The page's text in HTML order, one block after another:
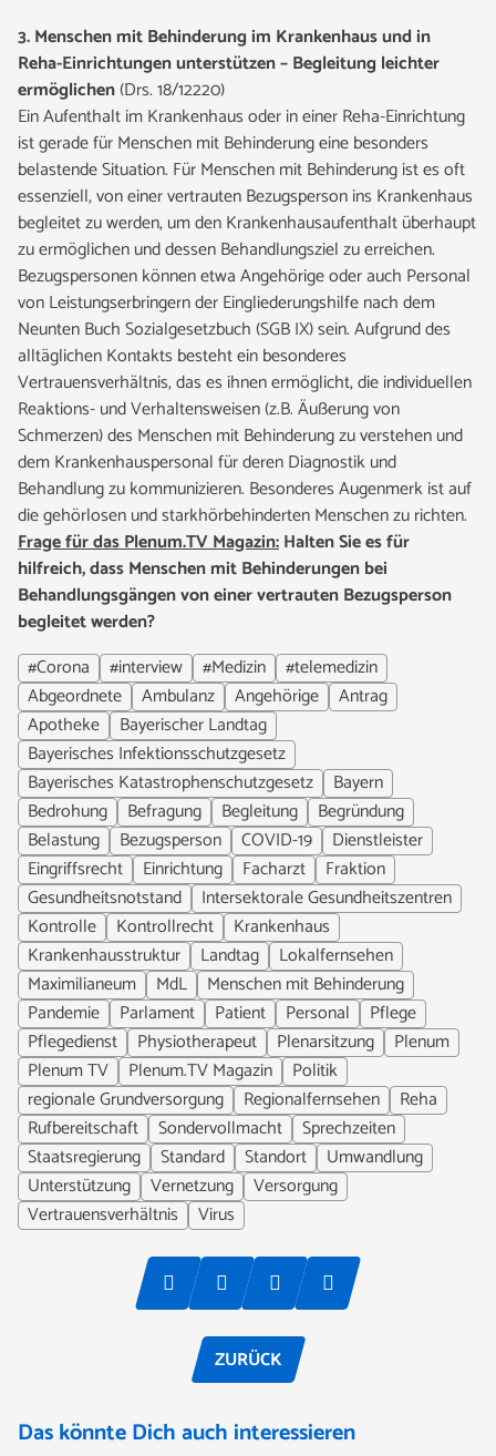
3.Menschen mit Behinderung im Krankenhaus und in
Reha-Einrichtungen unterstützen – Begleitung leichter
ermöglichen(Drs. 18/12220)
Ein Aufenthalt im Krankenhaus oder in einer Reha-Einrichtung
ist gerade für Menschen mit Behinderung eine besonders
belastende Situation. Für Menschen mit Behinderung ist es oft
essenziell, von einer vertrauten Bezugsperson ins Krankenhaus
begleitet zu werden, um den Krankenhausaufenthalt überhaupt
zu ermöglichen und dessen Behandlungsziel zu erreichen.
Bezugspersonen können etwa Angehörige oder auch Personal
von Leistungserbringern der Eingliederungshilfe nach dem
Neunten Buch Sozialgesetzbuch (SGB IX) sein. Aufgrund des
alltäglichen Kontakts besteht ein besonderes
Vertrauensverhältnis, das es ihnen ermöglicht, die individuellen
Reaktions- und Verhaltensweisen (z.B. Äußerung von
Schmerzen) des Menschen mit Behinderung zu verstehen und
dem Krankenhauspersonal für deren Diagnostik und
Behandlung zu kommunizieren. Besonderes Augenmerk ist auf
die gehörlosen und starkhörbehinderten Menschen zu richten.
Frage für das Plenum.TV Magazin:Halten Sie es für
hilfreich, dass Menschen mit Behinderungen bei
Behandlungsgängen von einer vertrauten Bezugsperson
begleitet werden?
#Corona
#interview #Medizin
#telemedizin
Abgeordnete
Ambulanz Angehörige
Antrag
Apotheke
Bayerischer Landtag
Bayerisches Infektionsschutzgesetz
Bayerisches Katastrophenschutzgesetz
Bayern
Bedrohung
Befragung Begleitung
Begründung
Belastung
Bezugsperson COVID-19
Dienstleister
Eingriffsrecht
Einrichtung Facharzt
Fraktion
Gesundheitsnotstand
Intersektorale Gesundheitszentren
Kontrolle
Kontrollrecht
Krankenhaus
Krankenhausstruktur
Landtag
Lokalfernsehen
Maximilianeum
MdL
Menschen mit Behinderung
Pandemie
Parlament Patient Personal
Pflege
Pflegedienst
Physiotherapeut Plenarsitzung
Plenum
Plenum TV
Plenum.TV Magazin
Politik
regionale Grundversorgung
Regionalfernsehen
Reha
Rufbereitschaft
Sondervollmacht
Sprechzeiten
Staatsregierung
Standard Standort
Umwandlung
Unterstützung
Vernetzung
Versorgung
Vertrauensverhältnis
Virus
ZURÜCK
Das könnte Dich auch interessieren